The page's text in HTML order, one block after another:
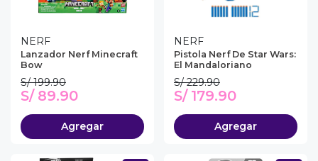
NERF
Lanzador Nerf Minecraft
Bow
S/ 199.90
S/ 89.90
Agregar
NERF
Pistola Nerf De Star Wars:
El Mandaloriano
S/ 229.90
S/ 179.90
Agregar